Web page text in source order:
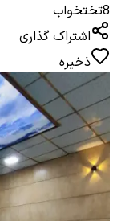
8تختخواب
اشتراک گذاری
ذخیره